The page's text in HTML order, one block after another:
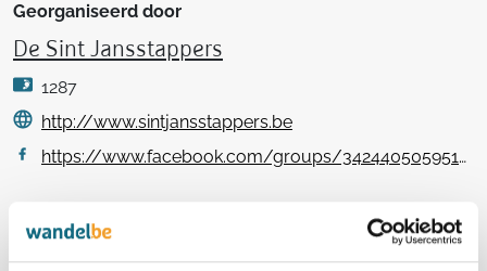
Georganiseerd door
De Sint Jansstappers
1287
http://www.sintjansstappers.be
https://www.facebook.com/groups/342440505951229
Magda Elst